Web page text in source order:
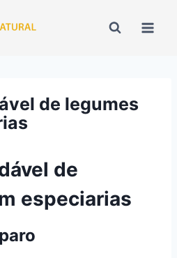
de legumes
de
especiarias